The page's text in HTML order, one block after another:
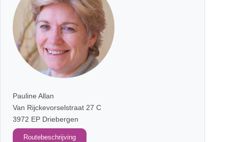
Pauline Allan
Van Rijckevorselstraat 27 C
3972 EP Driebergen
Routebeschrijving